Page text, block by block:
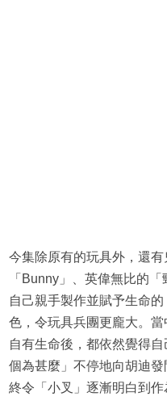
今集除原有的玩具外，還有
「Bunny」、英偉無比的
自己親手製作並賦予生命
色，令玩具兵團更龐大。
自有生命後，都依然覺得
個為甚麼」不停地向胡迪發
終令「小叉」逐漸明白到作